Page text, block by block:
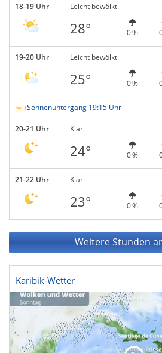
18-19 Uhr Leicht bewölkt
28° 0 %
19-20 Uhr Leicht bewölkt
25° 0 %
Sonnenuntergang 19:15 Uhr
20-21 Uhr Klar
24° 0 %
21-22 Uhr Klar
23° 0 %
Weitere Stunden
Karibik-Wetter